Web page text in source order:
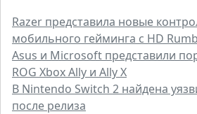
Razer представила новые
мобильного гейминга с HD
Asus и Microsoft представили
ROG Xbox Ally и Ally X
В Nintendo Switch 2 найдена
после релиза